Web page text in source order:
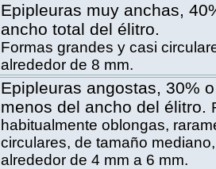
Epipleuras muy anchas,
ancho total del élitro.
Formas grandes y casi
alrededor de 8 mm.
Epipleuras angostas, 30% o
menos del ancho del élitro.
habitualmente oblongas,
circulares, de tamaño mediano,
alrededor de 4 mm a 6 mm.